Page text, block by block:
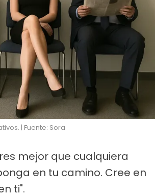
| Fuente: Sora
mejor que cualquiera
en tu camino. Cree en
ti".